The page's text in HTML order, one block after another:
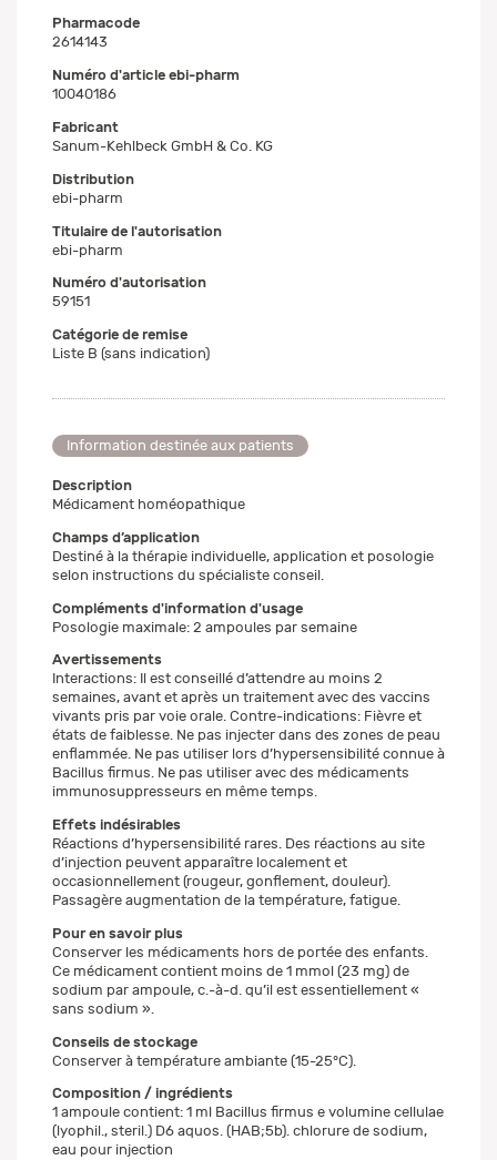
Pharmacode
2614143
Numéro d'article ebi-pharm
10040186
Fabricant
Sanum-Kehlbeck GmbH & Co. KG
Distribution
ebi-pharm
Titulaire de l'autorisation
ebi-pharm
Numéro d'autorisation
59151
Catégorie de remise
Liste B (sans indication)
Information destinée aux patients
Description
Médicament homéopathique
Champs d’application
Destiné à la thérapie individuelle, application et posologie
selon instructions du spécialiste conseil.
Compléments d'information d'usage
Posologie maximale: 2 ampoules par semaine
Avertissements
Interactions: Il est conseillé d’attendre au moins 2
semaines, avant et après un traitement avec des vaccins
vivants pris par voie orale. Contre-indications: Fièvre et
états de faiblesse. Ne pas injecter dans des zones de peau
enflammée. Ne pas utiliser lors d’hypersensibilité connue à
Bacillus firmus. Ne pas utiliser avec des médicaments
immunosuppresseurs en même temps.
Effets indésirables
Réactions d’hypersensibilité rares. Des réactions au site
d’injection peuvent apparaître localement et
occasionnellement (rougeur, gonflement, douleur).
Passagère augmentation de la température, fatigue.
Pour en savoir plus
Conserver les médicaments hors de portée des enfants.
Ce médicament contient moins de 1 mmol (23 mg) de
sodium par ampoule, c.-à-d. qu’il est essentiellement «
sans sodium ».
Conseils de stockage
Conserver à température ambiante (15-25°C).
Composition / ingrédients
1 ampoule contient: 1 ml Bacillus firmus e volumine cellulae
(lyophil., steril.) D6 aquos. (HAB;5b). chlorure de sodium,
eau pour injection